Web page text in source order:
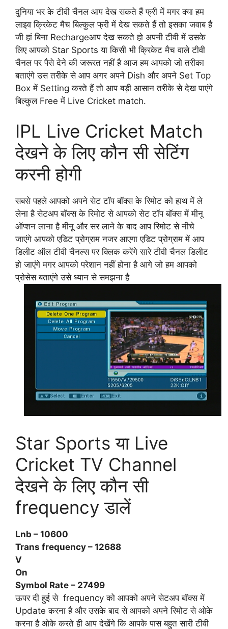
दुनिया भर के टीवी चैनल आप देख सकते हैं फ्री में मगर क्या हम
लाइव क्रिकेट मैच बिल्कुल फ्री में देख सकते हैं तो इसका जवाब है
जी हां बिना Rechargeआप देख सकते हो अपनी टीवी में उसके
लिए आपको Star Sports या किसी भी क्रिकेट मैच वाले टीवी
चैनल पर पैसे देने की जरूरत नहीं है आज हम आपको जो तरीका
बताएंगे उस तरीके से आप अगर अपने Dish और अपने Set Top
Box में Setting करते हैं तो आप बड़ी आसान तरीके से देख पाएंगे
बिल्कुल Free में Live Cricket match.
IPL Live Cricket Match
देखने के लिए कौन सी सेटिंग
करनी होगी
सबसे पहले आपको अपने सेट टॉप बॉक्स के रिमोट को हाथ में ले
लेना है सेटअप बॉक्स के रिमोट से आपको सेट टॉप बॉक्स में मीनू
ऑप्शन लाना है मीनू और सर लाने के बाद आप रिमोट से नीचे
जाएंगे आपको एडिट प्रोग्राम नजर आएगा एडिट प्रोग्राम में आप
डिलीट ऑल टीवी चैनल्स पर क्लिक करेंगे सारे टीवी चैनल डिलीट
हो जाएंगे मगर आपको परेशान नहीं होना है आगे जो हम आपको
प्रोसेस बताएंगे उसे ध्यान से समझना है
Star Sports या Live
Cricket TV Channel
देखने के लिए कौन सी
frequency डालें
Lnb – 10600
Trans frequency – 12688
V
On
Symbol Rate – 27499
ऊपर दी हुई से frequency को आपको अपने सेटअप बॉक्स में
Update करना है और उसके बाद से आपको अपने रिमोट से ओके
करना है ओके करते ही आप देखेंगे कि आपके पास बहुत सारी टीवी